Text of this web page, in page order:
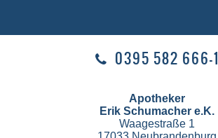
0395 582 666-1
Apotheker
Erik Schumacher e.K.
Waagestraße 1